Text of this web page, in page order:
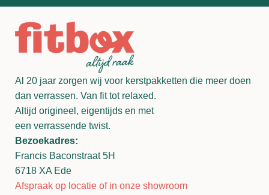
Al 20 jaar zorgen wij voor kerstpakketten die meer doen
dan verrassen. Van fit tot relaxed.
Altijd origineel, eigentijds en met
een verrassende twist.
Bezoekadres:
Francis Baconstraat 5H
6718 XA Ede
Afspraak op locatie of in onze showroom